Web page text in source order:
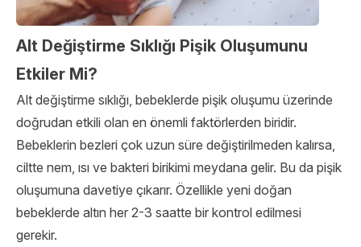
Alt Değiştirme Sıklığı Pişik Oluşumunu
Etkiler Mi?
Alt değiştirme sıklığı, bebeklerde pişik oluşumu üzerinde
doğrudan etkili olan en önemli faktörlerden biridir.
Bebeklerin bezleri çok uzun süre değiştirilmeden kalırsa,
ciltte nem, ısı ve bakteri birikimi meydana gelir. Bu da pişik
oluşumuna davetiye çıkarır. Özellikle yeni doğan
bebeklerde altın her 2-3 saatte bir kontrol edilmesi
gerekir.